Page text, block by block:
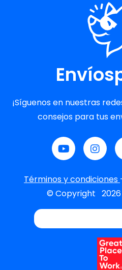
¡Síguenos en nuestras
consejos para tus
Términos y condiciones
© Copyright 2026